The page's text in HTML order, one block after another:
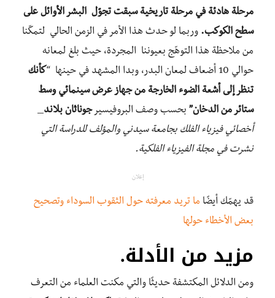
مرحلة هادئة في مرحلة تاريخية سبقت تجوّل البشر الأوائل على
سطح الكوكب. وربما لو حدث هذا الأمر في الزمن الحالي لتمكّنا
من ملاحظة هذا التوهّج بعيوننا المجردة، حيث بلغ لمعانه
حوالي 10 أضعاف لمعان البدر، وبدا المشهد في حينها “
كأنك
تنظر إلى أشعة الضوء الخارجة من جهاز عرض سينمائي وسط
ستائر من الدخان” بحسب وصف البروفيسيرجوناثان بلاند_
أخصائي فيزياء الفلك بجامعة سيدني والمؤلف للدراسة التي
نشرت في مجلة الفيزياء الفلكية.
إعلان
قد يهمّك أيضًا ما تريد معرفته حول الثقوب السوداء وتصحيح
بعض الأخطاء حولها
مزيد من الأدلة.
ومن الدلائل المكتشفة حديثًا والتي مكنت العلماء من التعرف